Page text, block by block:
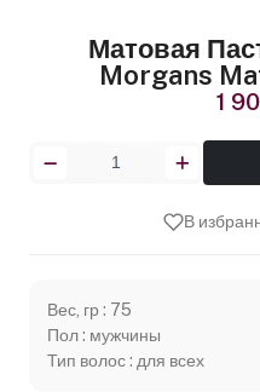
Матовая
Morgans
1
В
Вес, гр : 75
Пол : мужчины
Тип волос : для всех